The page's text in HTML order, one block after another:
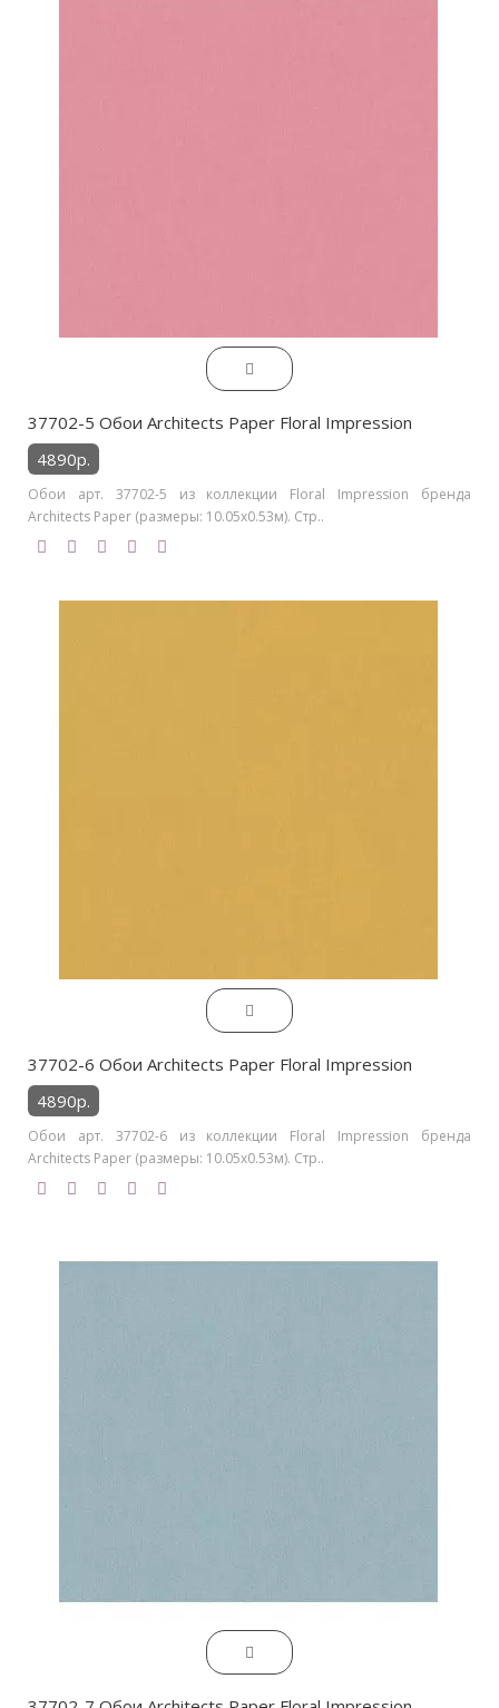
37702-5 Обои Architects Paper Floral Impression
4890р.
Обои арт. 37702-5 из коллекции Floral Impression бренда
Architects Paper (размеры: 10.05х0.53м). Стр..
37702-6 Обои Architects Paper Floral Impression
4890р.
Обои арт. 37702-6 из коллекции Floral Impression бренда
Architects Paper (размеры: 10.05х0.53м). Стр..